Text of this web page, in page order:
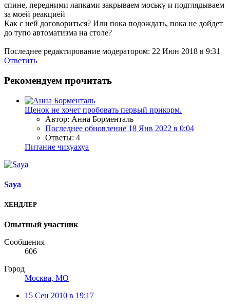
спине, передними лапками закрываем моську и подглядываем
за моей реакцией
Как с ней договориться? Или пока подождать, пока не дойдет
до тупо автоматизма на столе?
Последнее редактирование модератором: 22 Июн 2018 в 9:31
Ответить
Рекомендуем прочитать
Щенок не хочет пробовать первый прикорм.
Автор: Анна Борменталь
Последнее обновление 18 Янв 2022 в 0:04
Ответы: 4
Питание чихуахуа
Saya
ХЕНДЛЕР
Опытный участник
Сообщения
606
Город
Москва, МО
15 Сен 2010 в 19:17